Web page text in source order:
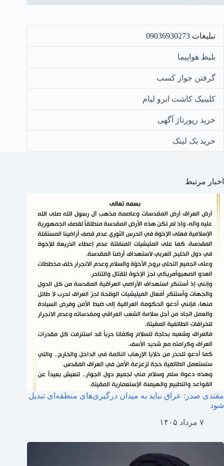
تبلیغات 09036930273
بلیط هواپیما
گرفتن جواز کسب
کلینیک کاشت ابرو لیام
خرید رپورتاژ آگهی
خرید بک لینک
اخبار مرتبط
مقتدی صدر: عراق نباید به میدان درگیری‌های منطقه‌ای تبدیل
شود
۷ مرداد ۱۴۰۵